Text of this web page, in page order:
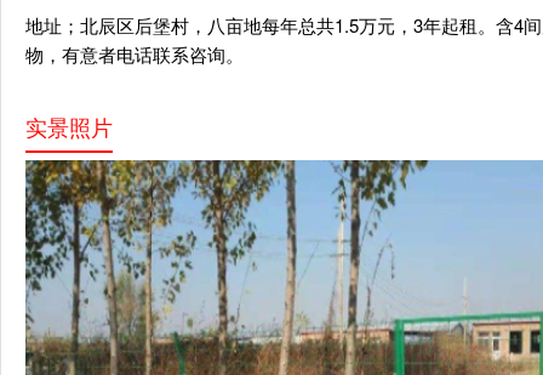
地址；北辰区后堡村，八亩地每年总共1.5万元，3年起租。含4
物，有意者电话联系咨询。
实景照片